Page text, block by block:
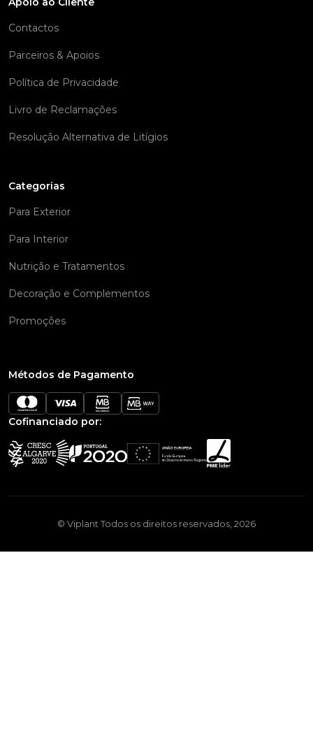
Contactos
Parceiros & Apoios
Política de Privacidade
Livro de Reclamações
Resolução Alternativa de Litígios
Categorias
Para Exterior
Para Interior
Nutrição e Tratamentos
Decoração e Complementos
Promoções
Métodos de Pagamento
Cofinanciado por:
© Viplant Todos os direitos reservados, 2026